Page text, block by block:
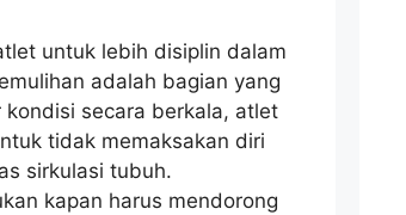
untuk lebih disiplin dalam
adalah bagian yang
secara berkala, atlet
tidak memaksakan diri
sirkulasi tubuh.
kapan harus mendorong